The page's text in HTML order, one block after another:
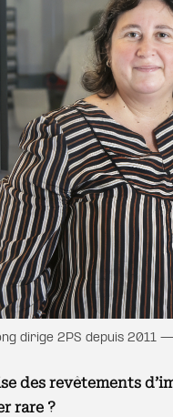
dirige 2PS depuis 2011
des revêtements
rare ?